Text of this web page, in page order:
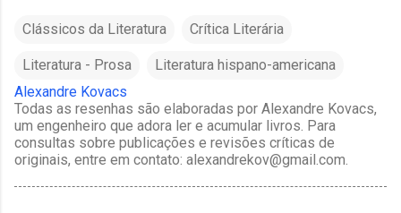
Clássicos da Literatura Crítica Literária
Literatura - Prosa
Literatura hispano-americana
Alexandre Kovacs
Todas as resenhas são elaboradas por Alexandre Kovacs,
um engenheiro que adora ler e acumular livros. Para
consultas sobre publicações e revisões críticas de
originais, entre em contato: alexandrekov@gmail.com.